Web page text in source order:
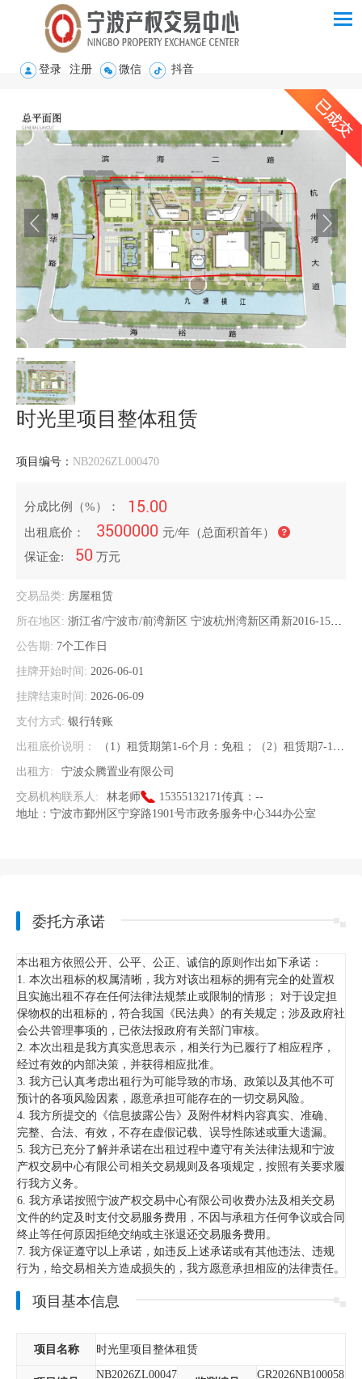
登录 注册 微信 抖音
时光里项目整体租赁
项目编号： NB2026ZL000470
分成比例（%）： 15.00
出租底价： 3500000 元/年（总面积首年）
保证金:
50 万元
交易品类: 房屋租赁
所在地区: 浙江省/宁波市/前湾新区 宁波杭州湾新区甬新2016-15#地块，博华路以东、滨海二路以南、杭州湾大道以西、九塘横江以北（杭州湾医院西侧）
公告期: 7个工作日
挂牌开始时间: 2026-06-01
挂牌结束时间: 2026-06-09
支付方式: 银行转账
出租底价说明： （1）租赁期第1-6个月：免租；（2）租赁期7-18个月：按照整体营业收入15%扣点计算租金；（3）租赁期第19个月至租赁期满：按照整体营业收入15%扣点以及年保底租金，两者取高。
出租方: 宁波众腾置业有限公司
交易机构联系人: 林老师 15355132171传真： --
地址： 宁波市鄞州区宁穿路1901号市政务服务中心344办公室
委托方承诺
本出租方依照公开、公平、公正、诚信的原则作出如下承诺：
1. 本次出租标的权属清晰，我方对该出租标的拥有完全的处置权
且实施出租不存在任何法律法规禁止或限制的情形； 对于设定担
保物权的出租标的，符合我国《民法典》的有关规定；涉及政府社
会公共管理事项的，已依法报政府有关部门审核。
2. 本次出租是我方真实意思表示，相关行为已履行了相应程序，
经过有效的内部决策，并获得相应批准。
3. 我方已认真考虑出租行为可能导致的市场、政策以及其他不可
预计的各项风险因素，愿意承担可能存在的一切交易风险。
4. 我方所提交的《信息披露公告》及附件材料内容真实、准确、
完整、合法、有效，不存在虚假记载、误导性陈述或重大遗漏。
5. 我方已充分了解并承诺在出租过程中遵守有关法律法规和宁波
产权交易中心有限公司相关交易规则及各项规定，按照有关要求履
行我方义务。
6. 我方承诺按照宁波产权交易中心有限公司收费办法及相关交易
文件的约定及时支付交易服务费用，不因与承租方任何争议或合同
终止等任何原因拒绝交纳或主张退还交易服务费用。
7. 我方保证遵守以上承诺，如违反上述承诺或有其他违法、违规
行为，给交易相关方造成损失的，我方愿意承担相应的法律责任。
项目基本信息
项目名称 时光里项目整体租赁
NB2026ZL00047
GR2026NB100058